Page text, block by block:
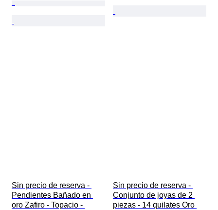
Sin precio de reserva -
Pendientes Bañado en
oro Zafiro - Topacio -
Sin precio de reserva -
Conjunto de joyas de 2
piezas - 14 quilates Oro